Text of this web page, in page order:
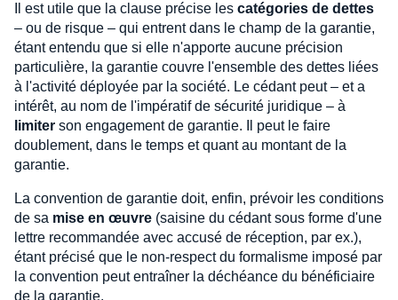
Il est utile que la clause précise les catégories de dettes
– ou de risque – qui entrent dans le champ de la garantie,
étant entendu que si elle n'apporte aucune précision
particulière, la garantie couvre l'ensemble des dettes liées
à l'activité déployée par la société. Le cédant peut – et a
intérêt, au nom de l'impératif de sécurité juridique – à
limiter son engagement de garantie. Il peut le faire
doublement, dans le temps et quant au montant de la
garantie.
La convention de garantie doit, enfin, prévoir les conditions
de sa mise en œuvre (saisine du cédant sous forme d'une
lettre recommandée avec accusé de réception, par ex.),
étant précisé que le non-respect du formalisme imposé par
la convention peut entraîner la déchéance du bénéficiaire
de la garantie.